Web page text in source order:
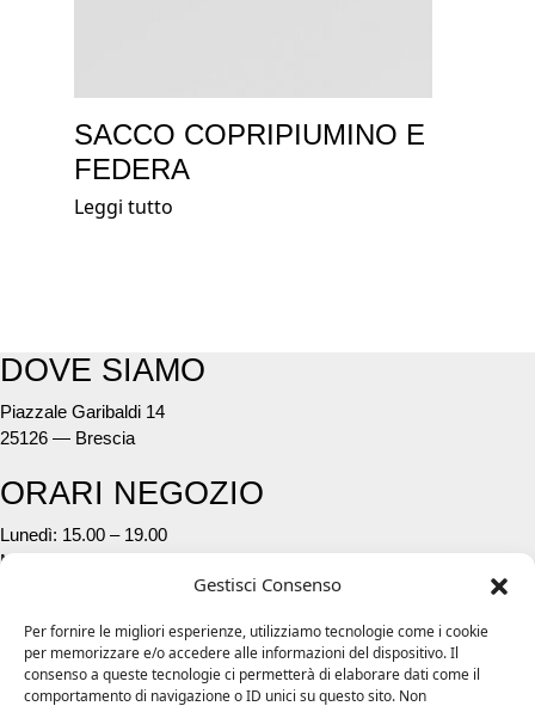
Gestisci Consenso
Per fornire le migliori esperienze, utilizziamo tecnologie come i cookie
per memorizzare e/o accedere alle informazioni del dispositivo. Il
consenso a queste tecnologie ci permetterà di elaborare dati come il
comportamento di navigazione o ID unici su questo sito. Non
SACCO COPRIPIUMINO E
FEDERA
Leggi tutto
DOVE SIAMO
Piazzale Garibaldi 14
25126 — Brescia
ORARI NEGOZIO
Lunedì: 15.00 – 19.00
Mar. – Ven.: 09.30 – 12:30 / 15.00 – 19.00
Sabato: 09.30 – 12.30 / 15.00 – 19.30
CONTATTI
Telefono:03041850